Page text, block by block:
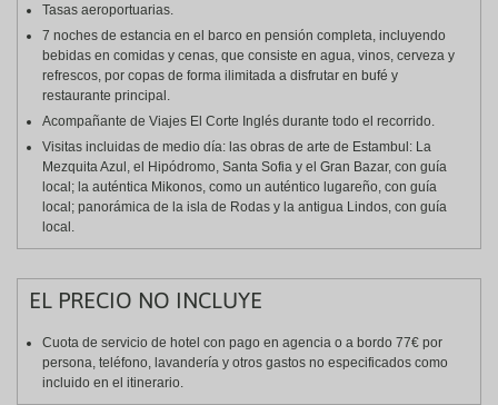
Tasas aeroportuarias.
7 noches de estancia en el barco en pensión completa, incluyendo
bebidas en comidas y cenas, que consiste en agua, vinos, cerveza y
refrescos, por copas de forma ilimitada a disfrutar en bufé y
restaurante principal.
Acompañante de Viajes El Corte Inglés durante todo el recorrido.
Visitas incluidas de medio día: las obras de arte de Estambul: La
Mezquita Azul, el Hipódromo, Santa Sofia y el Gran Bazar, con guía
local; la auténtica Mikonos, como un auténtico lugareño, con guía
local; panorámica de la isla de Rodas y la antigua Lindos, con guía
local.
EL PRECIO NO INCLUYE
Cuota de servicio de hotel con pago en agencia o a bordo 77€ por
persona, teléfono, lavandería y otros gastos no especificados como
incluido en el itinerario.